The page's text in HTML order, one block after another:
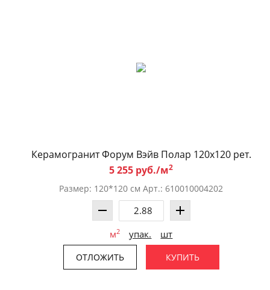
Керамогранит Форум Вэйв Полар 120x120 рет.
5 255 руб./м2
Размер: 120*120 см Арт.: 610010004202
м2 упак. шт
ОТЛОЖИТЬ КУПИТЬ